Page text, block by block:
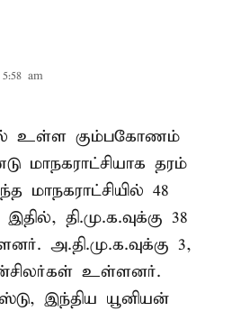
am
உள்ள கும்பகோணம்
மாநகராட்சியாக தரம்
மாநகராட்சியில் 48
தி.மு.க.வுக்கு 38
அ.தி.மு.க.வுக்கு 3,
உள்ளனர்.
இந்திய யூனியன்